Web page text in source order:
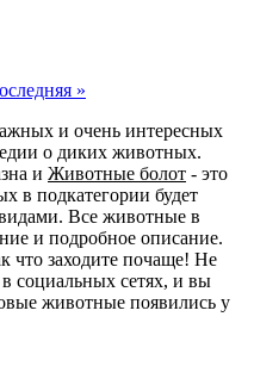
»
и очень интересных
о диких животных.
и Животные болот - это
в подкатегории будет
Все животные в
и подробное описание.
что заходите почаще! Не
социальных сетях, и вы
животные появились у